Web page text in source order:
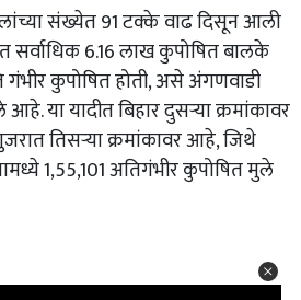
संख्येत 91 टक्के वाढ दिसून आली
सर्वाधिक 6.16 लाख कुपोषित बालके
कुपोषित होती, असे अंगणवाडी
या यादीत बिहार दुसऱ्या क्रमांकावर
तिसऱ्या क्रमांकावर आहे, जिथे
1,55,101 अतिगंभीर कुपोषित मुले